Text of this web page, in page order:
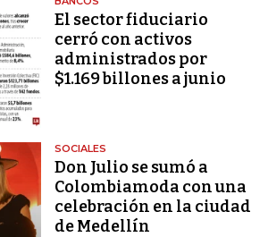
El sector fiduciario
cerró con activos
administrados por
$1.169 billones a junio
SOCIALES
Don Julio se sumó a
Colombiamoda con una
celebración en la ciudad
de Medellín